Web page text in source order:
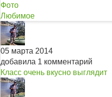
Фото
Любимое
05 марта 2014
добавила 1 комментарий
Класс очень вкусно выглядит